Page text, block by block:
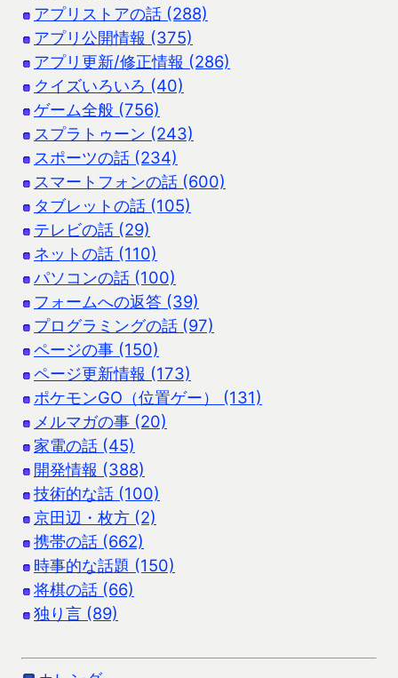
アプリストアの話 (288)
アプリ公開情報 (375)
アプリ更新/修正情報 (286)
クイズいろいろ (40)
ゲーム全般 (756)
スプラトゥーン (243)
スポーツの話 (234)
スマートフォンの話 (600)
タブレットの話 (105)
テレビの話 (29)
ネットの話 (110)
パソコンの話 (100)
フォームへの返答 (39)
プログラミングの話 (97)
ページの事 (150)
ページ更新情報 (173)
ポケモンGO（位置ゲー） (131)
メルマガの事 (20)
家電の話 (45)
開発情報 (388)
技術的な話 (100)
京田辺・枚方 (2)
携帯の話 (662)
時事的な話題 (150)
将棋の話 (66)
独り言 (89)